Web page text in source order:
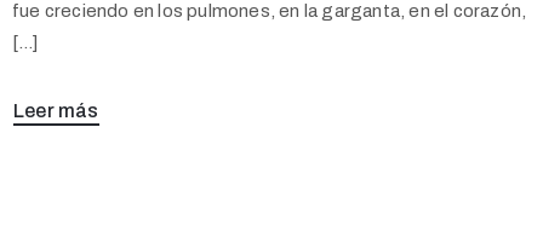
fue creciendo en los pulmones, en la garganta, en el corazón,
[…]
Leer más